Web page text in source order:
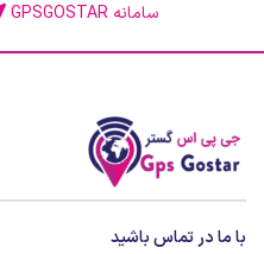
سامانه GPSGOSTAR
با ما در تماس باشید